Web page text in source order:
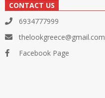
CONTACT US
6934777999
thelookgreece@gmail.com
Facebook Page